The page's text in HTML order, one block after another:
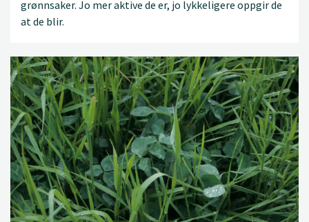
grønnsaker. Jo mer aktive de er, jo lykkeligere oppgir de
at de blir.